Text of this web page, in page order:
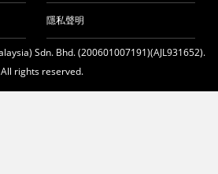
隱私聲明
Sdn. Bhd. (200601007191)(AJL931652).
All rights reserved.